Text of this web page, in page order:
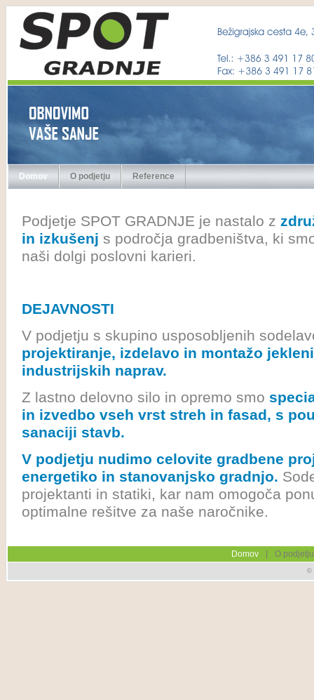
Domov O podjetju Reference
Podjetje SPOT GRADNJE je nastalo z
in izkušenj s področja gradbeništva, ki
naši dolgi poslovni karieri.
DEJAVNOSTI
V podjetju s skupino usposobljenih
projektiranje, izdelavo in montažo
industrijskih naprav.
Z lastno delovno silo in opremo smo
in izvedbo vseh vrst streh in fasad, s
sanaciji stavb.
V podjetju nudimo celovite gradbene
energetiko in stanovanjsko gradnjo.
projektanti in statiki, kar nam omogoča
optimalne rešitve za naše naročnike.
Domov O podjetju
©